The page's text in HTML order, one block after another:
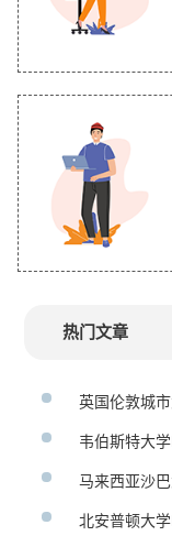
热门文章
英国伦敦城
韦伯斯特大
马来西亚沙
北安普顿大